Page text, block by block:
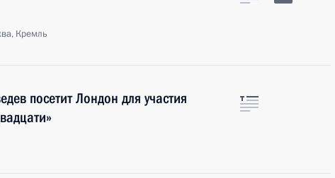
Кремль
посетит Лондон для участия